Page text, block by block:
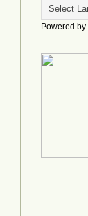
Powered by